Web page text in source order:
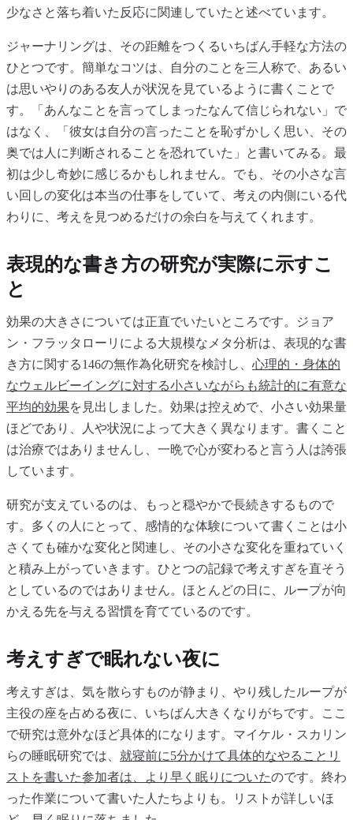
少なさと落ち着いた反応に関連していたと述べています。
ジャーナリングは、その距離をつくるいちばん手軽な方法の
ひとつです。簡単なコツは、自分のことを三人称で、あるい
は思いやりのある友人が状況を見ているように書くことで
す。「あんなことを言ってしまったなんて信じられない」で
はなく、「彼女は自分の言ったことを恥ずかしく思い、その
奥では人に判断されることを恐れていた」と書いてみる。最
初は少し奇妙に感じるかもしれません。でも、その小さな言
い回しの変化は本当の仕事をしていて、考えの内側にいる代
わりに、考えを見つめるだけの余白を与えてくれます。
表現的な書き方の研究が実際に示すこ
と
効果の大きさについては正直でいたいところです。ジョア
ン・フラッタローリによる大規模なメタ分析は、表現的な書
き方に関する146の無作為化研究を検討し、 心理的・身体的
なウェルビーイングに対する小さいながらも統計的に有意な
平均的効果を見出しました。効果は控えめで、小さい効果量
ほどであり、人や状況によって大きく異なります。書くこと
は治療ではありませんし、一晩で心が変わると言う人は誇張
しています。
研究が支えているのは、もっと穏やかで長続きするもので
す。多くの人にとって、感情的な体験について書くことは小
さくても確かな変化と関連し、その小さな変化を重ねていく
と積み上がっていきます。ひとつの記録で考えすぎを直そう
としているのではありません。ほとんどの日に、ループが向
かえる先を与える習慣を育てているのです。
考えすぎで眠れない夜に
考えすぎは、気を散らすものが静まり、やり残したループが
主役の座を占める夜に、いちばん大きくなりがちです。ここ
で研究は意外なほど具体的になります。マイケル・スカリン
らの睡眠研究では、 就寝前に5分かけて具体的なやることリ
ストを書いた参加者は、より早く眠りについたのです。終わ
った作業について書いた人たちよりも。リストが詳しいほ